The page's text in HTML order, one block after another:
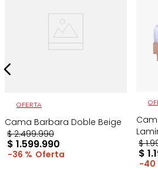
OFERTA
Cama Barbara Doble Beige
$ 2.499.990
$ 1.599.990
36 %
$ 1.
$ 1.
40